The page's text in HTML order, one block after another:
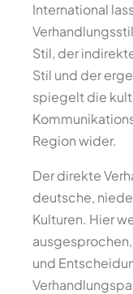
International
Stil, der
Stil und der
spiegelt die
Region wider.
Der direkte
deutsche,
Kulturen. Hier
und